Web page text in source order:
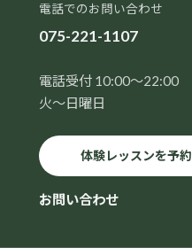
電話でのお問い合わせ
075-221-1107
電話受付 10:00～22:00
火～日曜日
体験レッスンを予約
お問い合わせ